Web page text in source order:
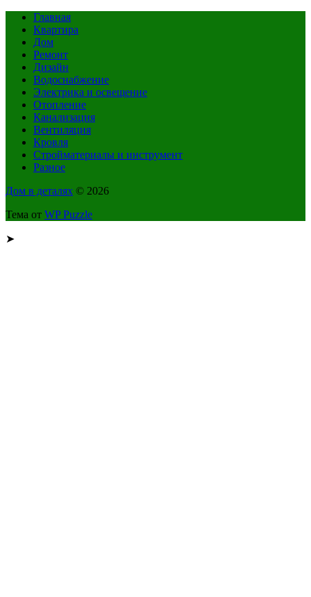
Главная
Квартира
Дом
Ремонт
Дизайн
Водоснабжение
Электрика и освещение
Отопление
Канализация
Вентиляция
Кровля
Стройматериалы и инструмент
Разное
Дом в деталях © 2026
Тема от WP Puzzle
➤